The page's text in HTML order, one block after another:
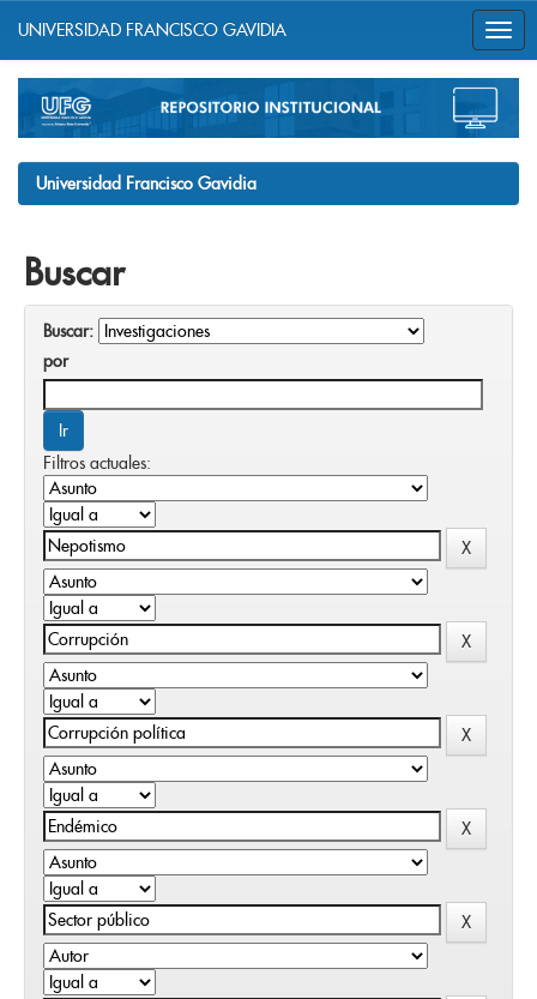
navigation
UNIVERSIDAD FRANCISCO GAVIDIA
Universidad Francisco Gavidia
Buscar
Buscar:
por
Filtros actuales: